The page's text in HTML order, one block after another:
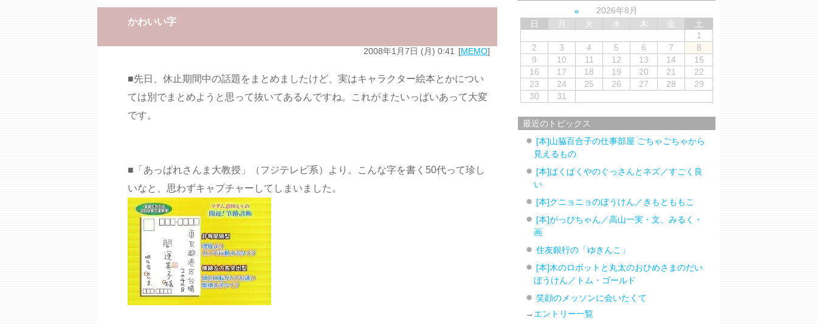
かわいい字
2008年1月7日 (月) 0:41 MEMO
■先日、休止期間中の話題をまとめましたけど、実はキャラクター絵本とかについ
ては別でまとめようと思って抜いてあるんですね。これがまたいっぱいあって大変
です。
■「あっぱれさんま大教授」（フジテレビ系）より。こんな字を書く50代って珍し
いなと、思わずキャプチャーしてしまいました。
2026年8月
日
月 火 水 木 金
土
1
2
3 4 5 6 7
8
9
10 11 12 13 14
15
16
17 18 19 20 21
22
23
24 25 26 27 28
29
30
31
最近のトピックス
[本]山脇百合子の仕事部屋 ごちゃごちゃから
見えるもの
[本]ぱくぱくやのぐっさんとネズ／すごく良
い
[本]クニョニョのぼうけん／きもとももこ
[本]がっぴちゃん／高山一実・文、みるく・
画
住友銀行の「ゆきんこ」
[本]木のロボットと丸太のおひめさまのだい
ぼうけん／トム・ゴールド
笑顔のメッソンに会いたくて
→ エントリー一覧